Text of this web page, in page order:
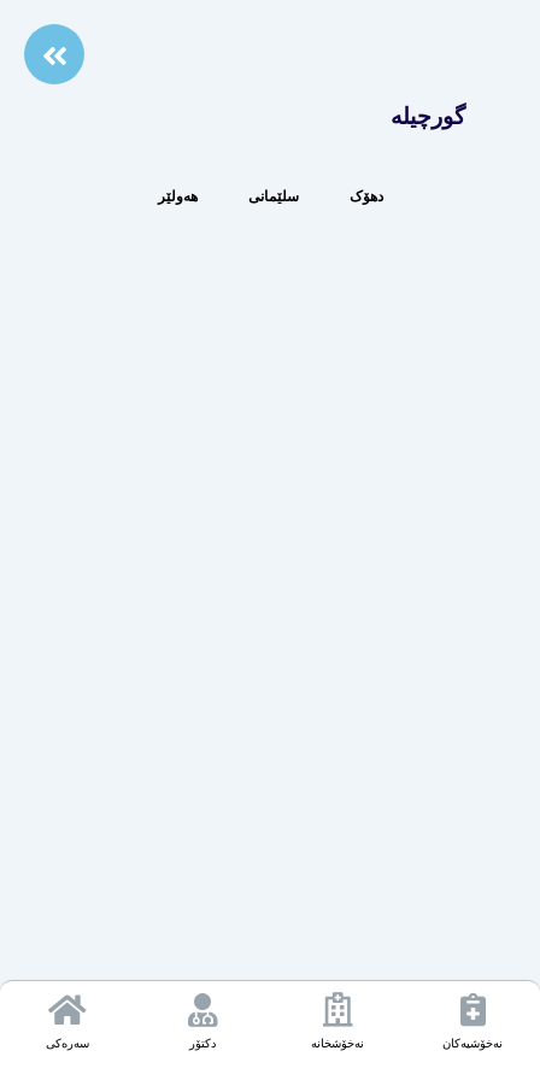
گورچیلە
دهۆک سلێمانی هەولێر
نەخۆشیەکان نەخۆشخانە دکتۆر سەرەکی